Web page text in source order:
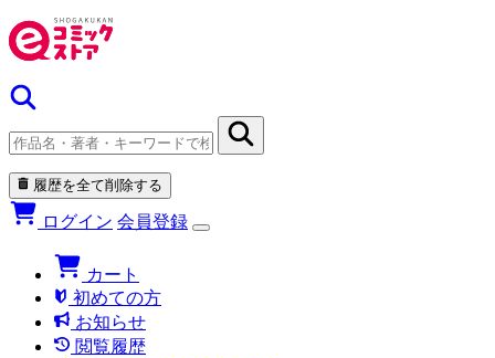
履歴を全て削除する
ログイン 会員登録
カート
初めての方
お知らせ
閲覧履歴